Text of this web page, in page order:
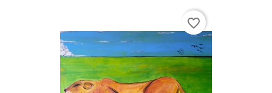
favorite_border